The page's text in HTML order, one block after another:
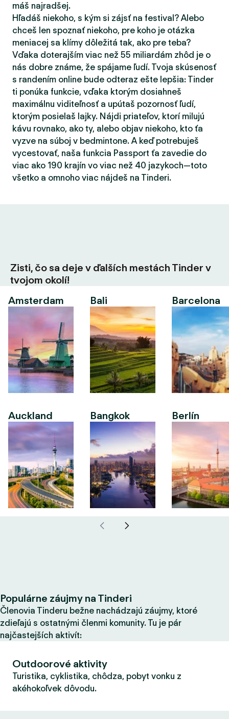
máš najradšej.
Hľadáš niekoho, s kým si zájsť na festival? Alebo
chceš len spoznať niekoho, pre koho je otázka
meniacej sa klímy dôležitá tak, ako pre teba?
Vďaka doterajším viac než 55 miliardám zhôd je o
nás dobre známe, že spájame ľudí. Tvoja skúsenosť
s randením online bude odteraz ešte lepšia: Tinder
ti ponúka funkcie, vďaka ktorým dosiahneš
maximálnu viditeľnosť a upútaš pozornosť ľudí,
ktorým posielaš lajky. Nájdi priateľov, ktorí milujú
kávu rovnako, ako ty, alebo objav niekoho, kto ťa
vyzve na súboj v bedmintone. A keď potrebuješ
vycestovať, naša funkcia Passport ťa zavedie do
viac ako 190 krajín vo viac než 40 jazykoch—toto
všetko a omnoho viac nájdeš na Tinderi.
Zisti, čo sa deje v ďalších mestách Tinder v
tvojom okolí!
Amsterdam
Auckland
Bali
Bangkok
Barcelona
Berlín
Populárne záujmy na Tinderi
Členovia Tinderu bežne nachádzajú záujmy, ktoré
zdieľajú s ostatnými členmi komunity. Tu je pár
najčastejších aktivít:
Outdoorové aktivity
Turistika, cyklistika, chôdza, pobyt vonku z
akéhokoľvek dôvodu.